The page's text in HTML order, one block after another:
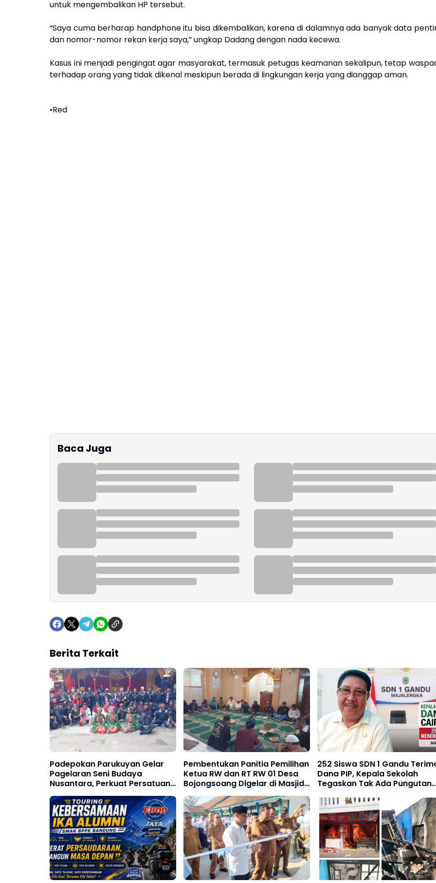
untuk mengembalikan HP tersebut.
“Saya cuma berharap handphone itu bisa dikembalikan, karena di dalamnya ada banyak data
dan nomor-nomor rekan kerja saya,” ungkap Dadang dengan nada kecewa.
Kasus ini menjadi pengingat agar masyarakat, termasuk petugas keamanan sekalipun, tetap
terhadap orang yang tidak dikenal meskipun berada di lingkungan kerja yang dianggap aman.
•Red
Baca Juga
Berita Terkait
Padepokan Parukuyan Gelar
Pagelaran Seni Budaya
Nusantara, Perkuat Persatuan
dalam Keberagaman
Pembentukan Panitia Pemilihan
Ketua RW dan RT RW 01 Desa
Bojongsoang Digelar di Masjid
An-Nur
252 Siswa SDN 1 Gandu
Dana PIP, Kepala Sekolah
Tegaskan Tak Ada Pungutan